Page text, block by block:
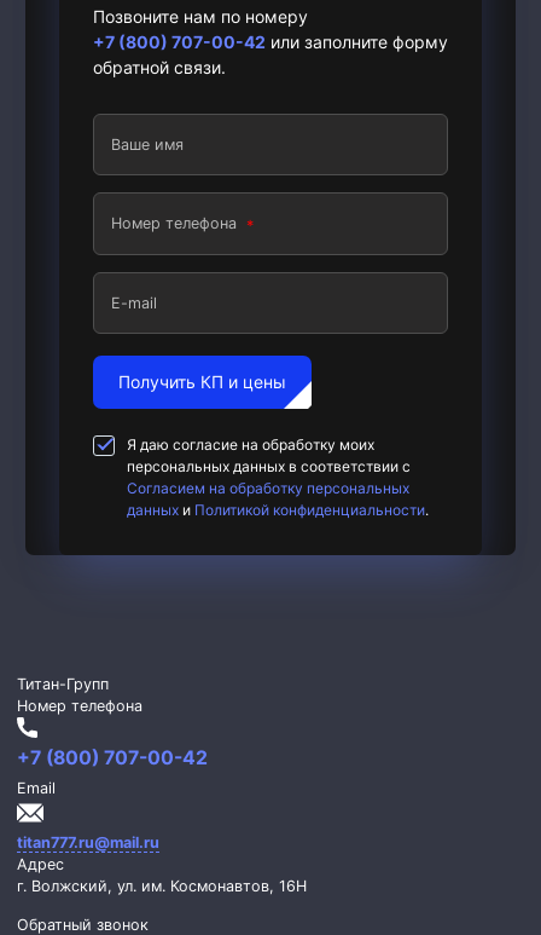
Позвоните нам по номеру
+7 (800) 707-00-42 или заполните форму
обратной связи.
Ваше имя
Номер телефона
E-mail
Получить КП и цены
Я даю согласие на обработку моих
персональных данных в соответствии с
Согласием на обработку персональных
данных и Политикой конфиденциальности.
Титан-Групп
Номер телефона
+7 (800) 707-00-42
Email
titan777.ru@mail.ru
Адрес
г. Волжский, ул. им. Космонавтов, 16Н
Обратный звонок